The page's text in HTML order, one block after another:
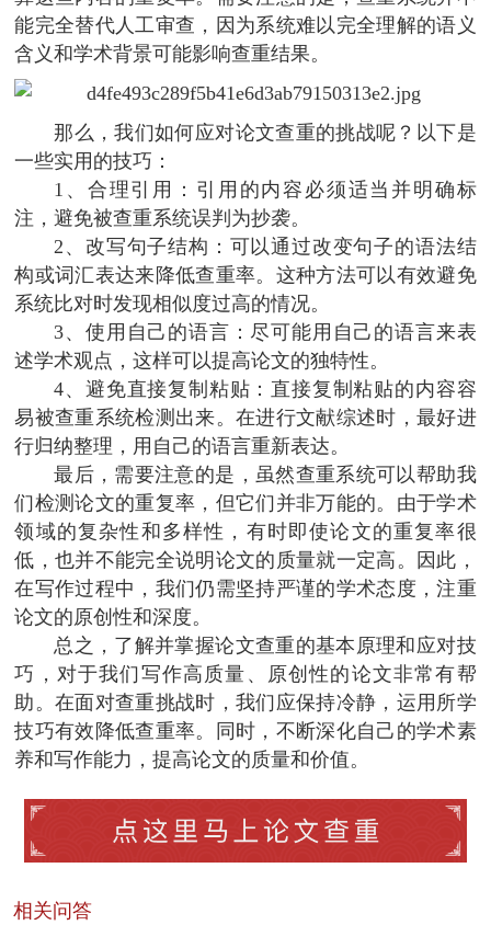
能完全替代人工审查，因为系统难以完全理解的语义
含义和学术背景可能影响查重结果。
那么，我们如何应对论文查重的挑战呢？以下是
一些实用的技巧：
1、合理引用：引用的内容必须适当并明确标
注，避免被查重系统误判为抄袭。
2、改写句子结构：可以通过改变句子的语法结
构或词汇表达来降低查重率。这种方法可以有效避免
系统比对时发现相似度过高的情况。
3、使用自己的语言：尽可能用自己的语言来表
述学术观点，这样可以提高论文的独特性。
4、避免直接复制粘贴：直接复制粘贴的内容容
易被查重系统检测出来。在进行文献综述时，最好进
行归纳整理，用自己的语言重新表达。
最后，需要注意的是，虽然查重系统可以帮助我
们检测论文的重复率，但它们并非万能的。由于学术
领域的复杂性和多样性，有时即使论文的重复率很
低，也并不能完全说明论文的质量就一定高。因此，
在写作过程中，我们仍需坚持严谨的学术态度，注重
论文的原创性和深度。
总之，了解并掌握论文查重的基本原理和应对技
巧，对于我们写作高质量、原创性的论文非常有帮
助。在面对查重挑战时，我们应保持冷静，运用所学
技巧有效降低查重率。同时，不断深化自己的学术素
养和写作能力，提高论文的质量和价值。
相关问答